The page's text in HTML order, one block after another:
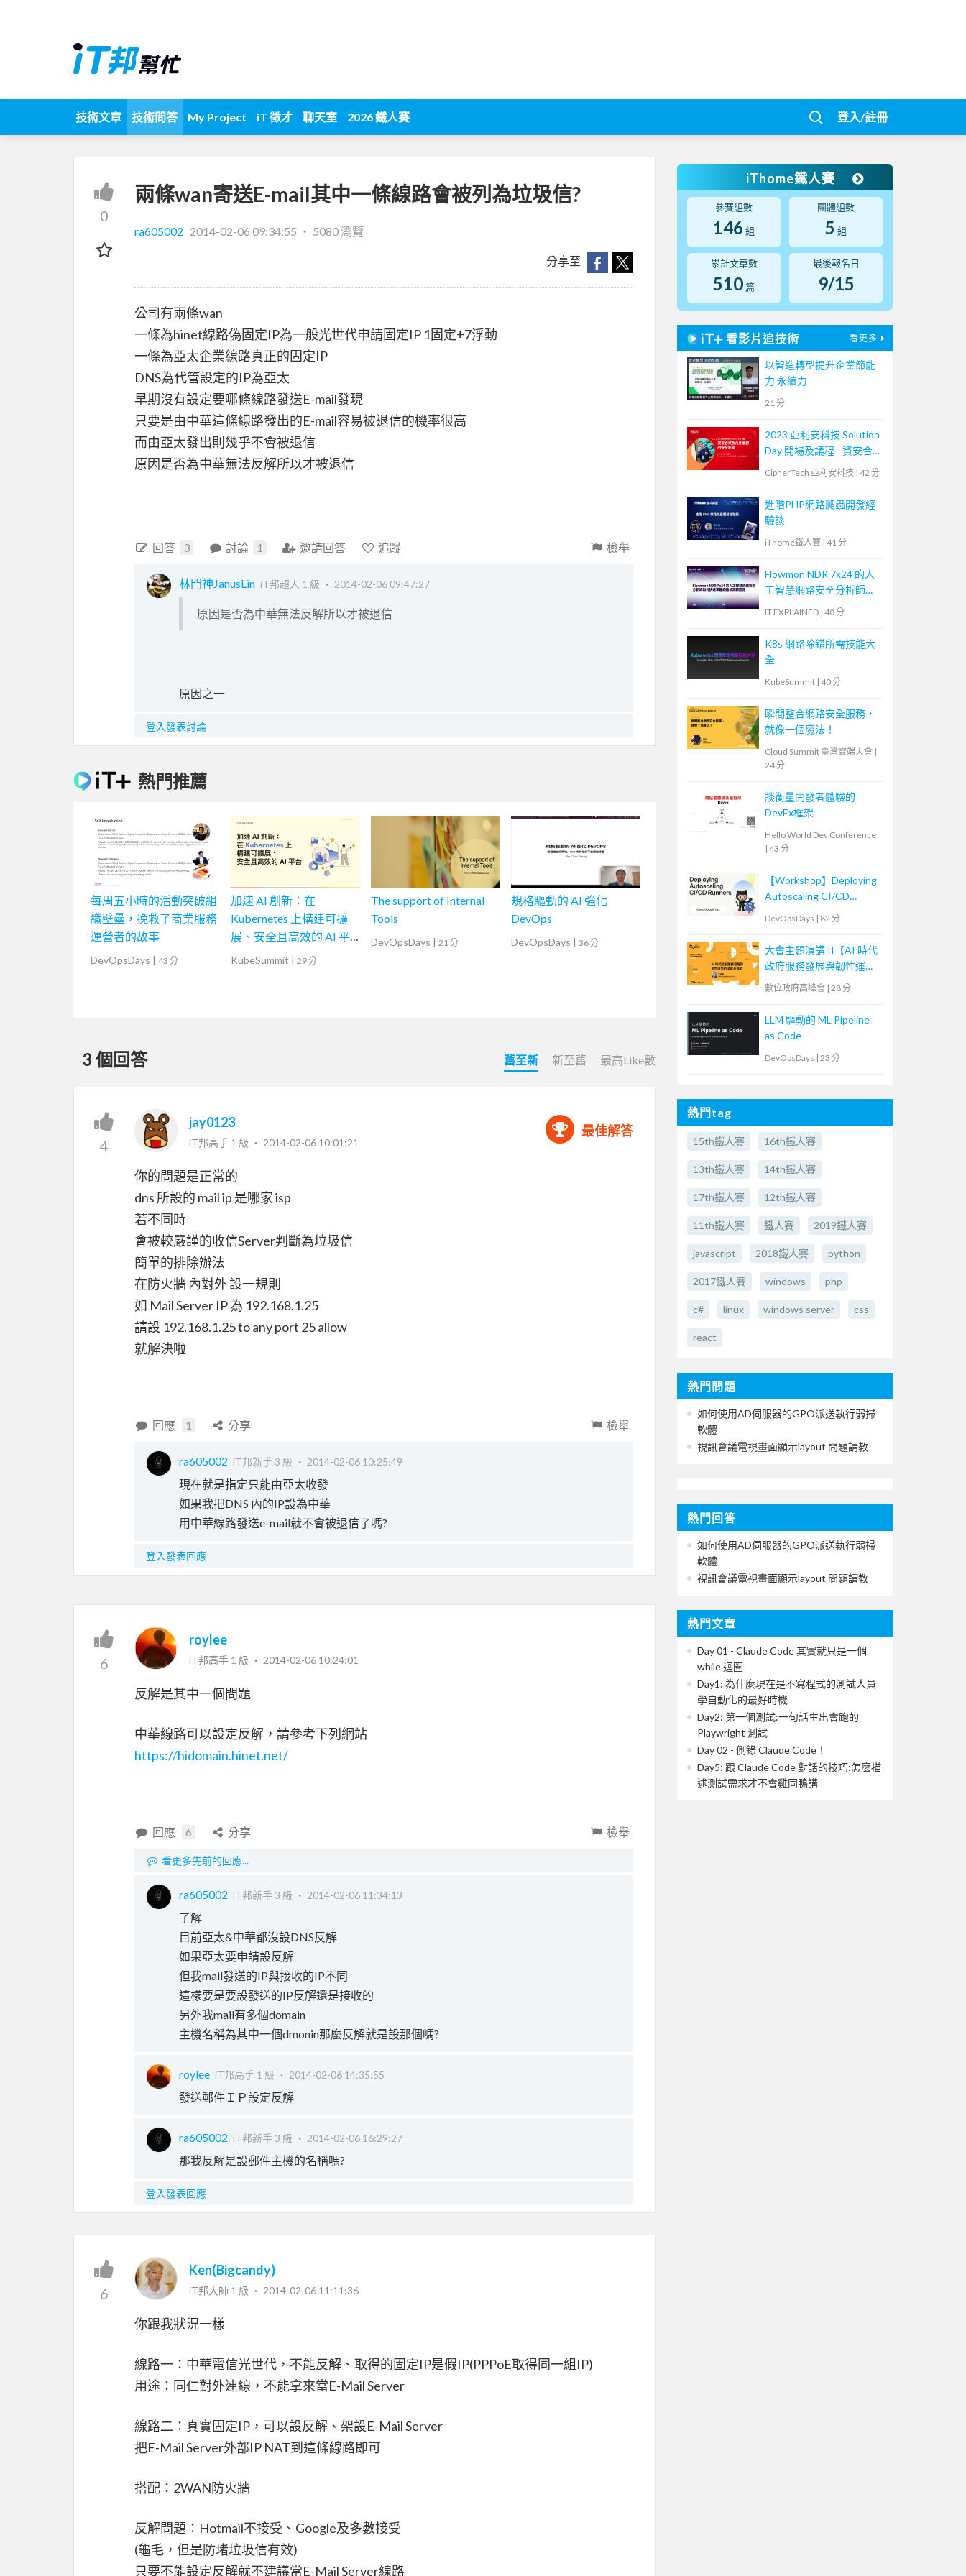
技術文章 技術問答 My Project iT 徵才 聊天室 2026 鐵人賽 登入/註冊
0
兩條wan寄送E-mail其中一條線路會被列為垃圾信?
ra605002 2014-02-06 09:34:55 ‧ 5080 瀏覽
分享至
公司有兩條wan
一條為hinet線路偽固定IP為一般光世代申請固定IP 1固定+7浮動
一條為亞太企業線路真正的固定IP
DNS為代管設定的IP為亞太
早期沒有設定要哪條線路發送E-mail發現
只要是由中華這條線路發出的E-mail容易被退信的機率很高
而由亞太發出則幾乎不會被退信
原因是否為中華無法反解所以才被退信
回答 3 討論 1 邀請回答 追蹤 檢舉
林門神JanusLin iT邦超人 1 級 ‧ 2014-02-06 09:47:27
原因是否為中華無法反解所以才被退信
原因之一
登入發表討論
熱門推薦
每周五小時的活動突破組
織壁壘，挽救了商業服務
運營者的故事
DevOpsDays | 43 分
加速 AI 創新：在
Kubernetes 上構建可擴
展、安全且高效的 AI 平
台
KubeSummit | 29 分
The support of Internal
Tools
DevOpsDays | 21 分
規格驅動的 AI 強化
DevOps
DevOpsDays | 36 分
3 個回答 舊至新 新至舊 最高Like數
4
jay0123
iT邦高手 1 級 ‧ 2014-02-06 10:01:21
最佳解答
你的問題是正常的
dns 所設的 mail ip 是哪家 isp
若不同時
會被較嚴謹的收信Server判斷為垃圾信
簡單的排除辦法
在防火牆 內對外 設一規則
如 Mail Server IP 為 192.168.1.25
請設 192.168.1.25 to any port 25 allow
就解決啦
回應 1 分享 檢舉
ra605002 iT邦新手 3 級 ‧ 2014-02-06 10:25:49
現在就是指定只能由亞太收發
如果我把DNS 內的IP設為中華
用中華線路發送e-mail就不會被退信了嗎?
登入發表回應
6
roylee
iT邦高手 1 級 ‧ 2014-02-06 10:24:01
反解是其中一個問題
中華線路可以設定反解，請參考下列網站
https://hidomain.hinet.net/
回應 6 分享 檢舉
看更多先前的回應...
ra605002 iT邦新手 3 級 ‧ 2014-02-06 11:34:13
了解
目前亞太&中華都沒設DNS反解
如果亞太要申請設反解
但我mail發送的IP與接收的IP不同
這樣要是要設發送的IP反解還是接收的
另外我mail有多個domain
主機名稱為其中一個dmonin那麼反解就是設那個嗎?
roylee iT邦高手 1 級 ‧ 2014-02-06 14:35:55
發送郵件ＩＰ設定反解
ra605002 iT邦新手 3 級 ‧ 2014-02-06 16:29:27
那我反解是設郵件主機的名稱嗎?
登入發表回應
6
Ken(Bigcandy)
iT邦大師 1 級 ‧ 2014-02-06 11:11:36
你跟我狀況一樣
線路一：中華電信光世代，不能反解、取得的固定IP是假IP(PPPoE取得同一組IP)
用途：同仁對外連線，不能拿來當E-Mail Server
線路二：真實固定IP，可以設反解、架設E-Mail Server
把E-Mail Server外部IP NAT到這條線路即可
搭配：2WAN防火牆
反解問題：Hotmail不接受、Google及多數接受
(龜毛，但是防堵垃圾信有效)
只要不能設定反解就不建議當E-Mail Server線路
iThome鐵人賽
參賽組數
146 組
團體組數
5 組
累計文章數
510 篇
最後報名日
9/15
看影片追技術 看更多
以智造轉型提升企業節能
力 永續力
21 分
2023 亞利安科技 Solution
Day 開場及議程 - 資安合
規及內外兼顧的安全防禦
CipherTech 亞利安科技 | 42 分
進階PHP網路爬蟲開發經
驗談
iThome鐵人賽 | 41 分
Flowmon NDR 7x24 的人
工智慧網路安全分析師如
何快速掌握網路偵測與回
IT EXPLAINED | 40 分
K8s 網路除錯所需技能大
全
KubeSummit | 40 分
瞬間整合網路安全服務，
就像一個魔法！
Cloud Summit 臺灣雲端大會 |
24 分
談衡量開發者體驗的
DevEx框架
Hello World Dev Conference
| 43 分
【Workshop】Deploying
Autoscaling CI/CD
DevOpsDays | 82 分
大會主題演講 II【AI 時代
政府服務發展與韌性運作
的潛能及挑戰】
數位政府高峰會 | 28 分
LLM 驅動的 ML Pipeline
as Code
DevOpsDays | 23 分
熱門tag
15th鐵人賽 16th鐵人賽
13th鐵人賽 14th鐵人賽
17th鐵人賽 12th鐵人賽
11th鐵人賽 鐵人賽 2019鐵人賽
javascript 2018鐵人賽 python
2017鐵人賽 windows php
c# linux windows server css
react
熱門問題
如何使用AD伺服器的GPO派送執行弱掃
軟體
視訊會議電視畫面顯示layout 問題請教
熱門回答
如何使用AD伺服器的GPO派送執行弱掃
軟體
視訊會議電視畫面顯示layout 問題請教
熱門文章
Day 01 - Claude Code 其實就只是一個
while 迴圈
Day1: 為什麼現在是不寫程式的測試人員
學自動化的最好時機
Day2: 第一個測試:一句話生出會跑的
Playwright 測試
Day 02 - 側錄 Claude Code！
Day5: 跟 Claude Code 對話的技巧:怎麼描
述測試需求才不會雞同鴨講